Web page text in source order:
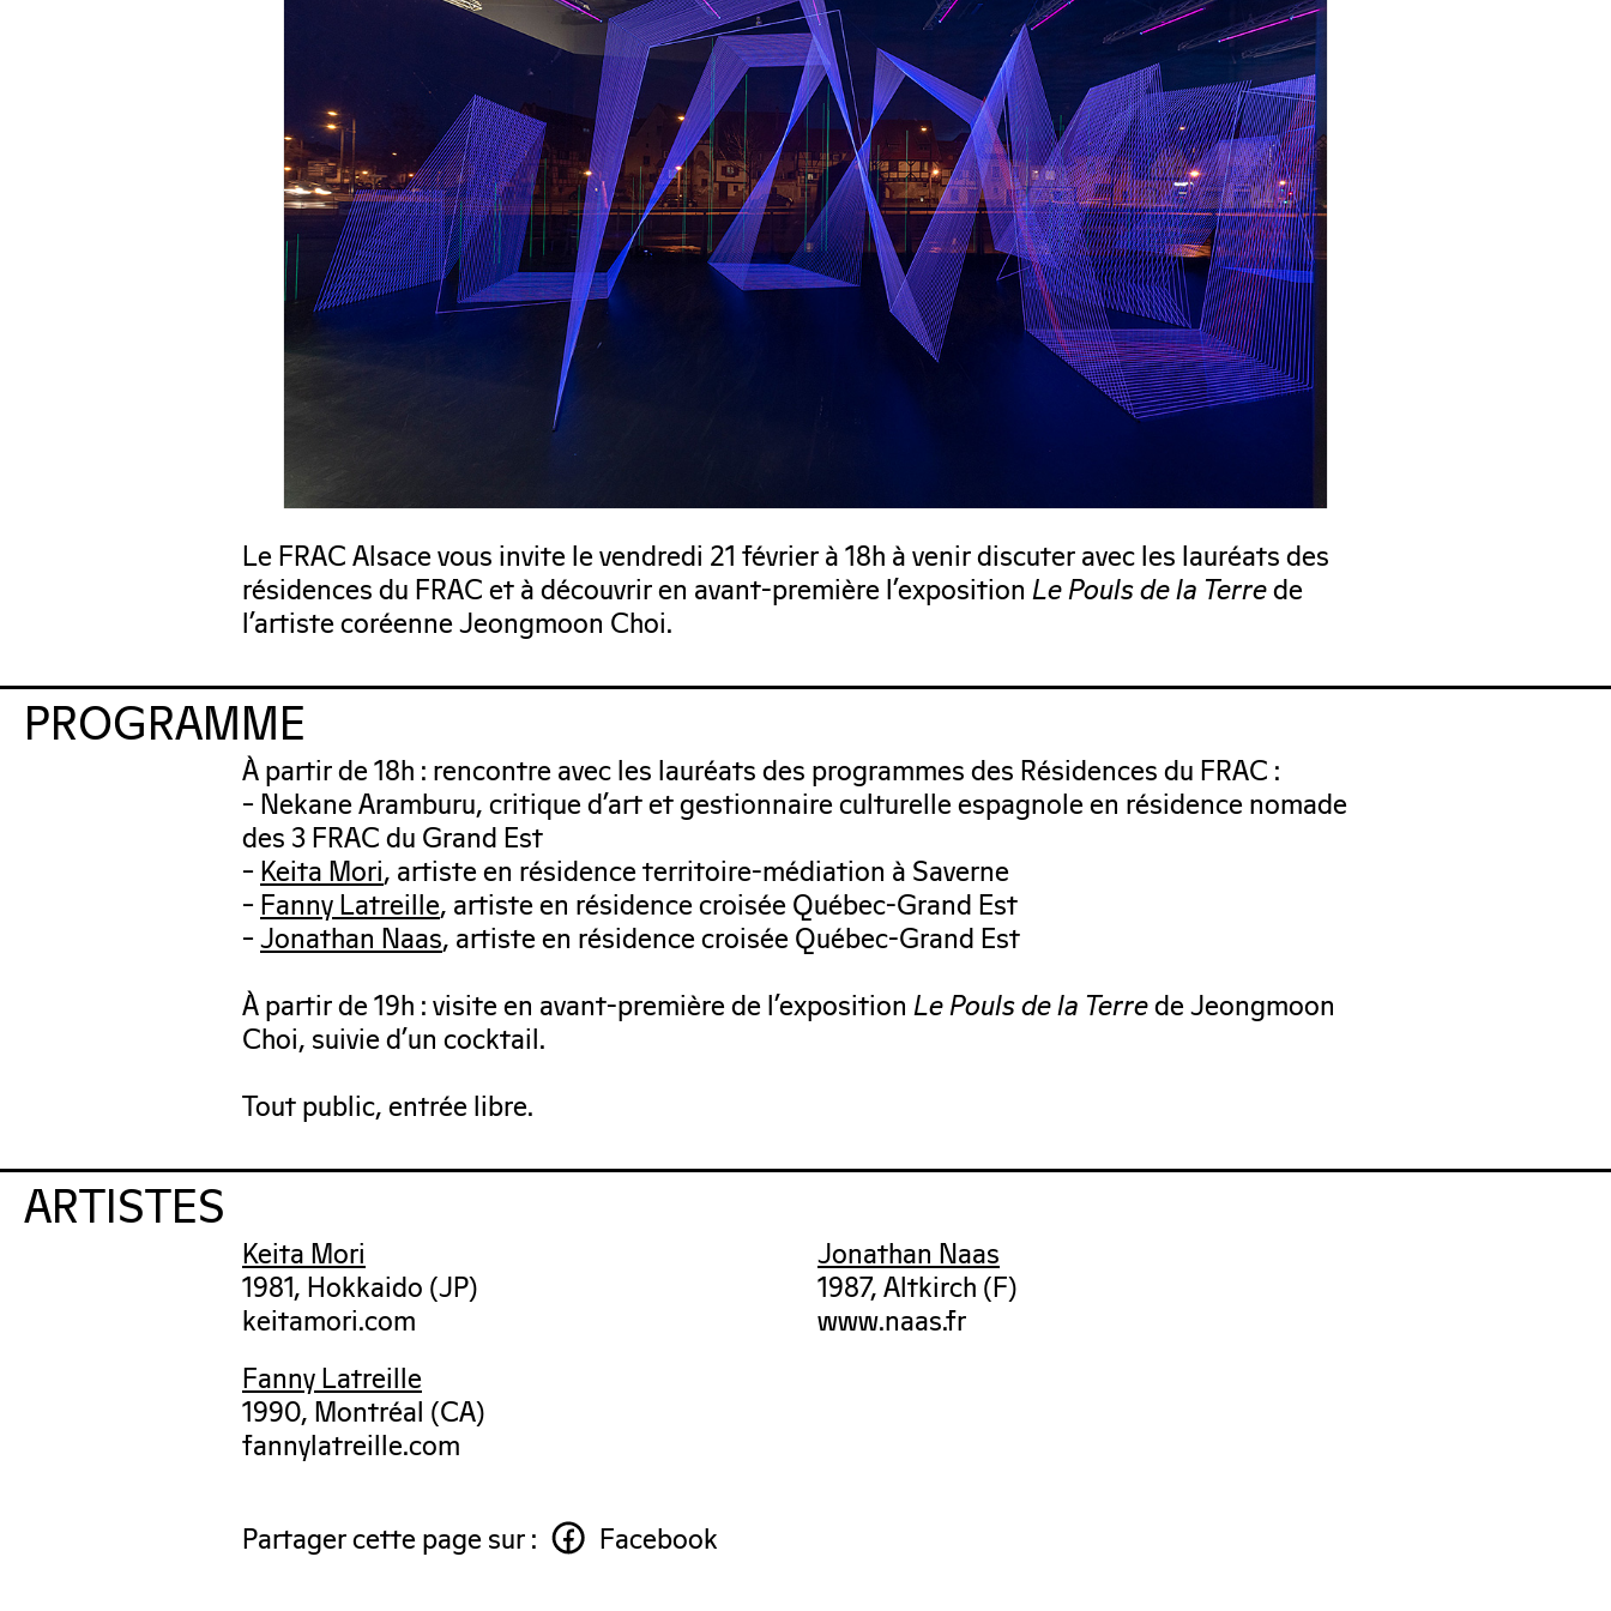
Le FRAC Alsace vous invite le vendredi 21 février à 18h à venir discuter avec les lauréats des
résidences du FRAC et à découvrir en avant-première l’exposition Le Pouls de la Terrede
l’artiste coréenne Jeongmoon Choi.
PROGRAMME
À partir de 18h : rencontre avec les lauréats des programmes des Résidences du FRAC :
– Nekane Aramburu, critique d’art et gestionnaire culturelle espagnole en résidence nomade
des 3 FRAC du Grand Est
–Keita Mori, artiste en résidence territoire-médiation à Saverne
–Fanny Latreille, artiste en résidence croisée Québec-Grand Est
–Jonathan Naas, artiste en résidence croisée Québec-Grand Est
À partir de 19h : visite en avant-première de l’exposition Le Pouls de la Terrede Jeongmoon
Choi, suivie d’un cocktail.
Tout public, entrée libre.
ARTISTES
Keita Mori
1981, Hokkaido (JP)
keitamori.com
Fanny Latreille
1990, Montréal (CA)
fannylatreille.com
Jonathan Naas
1987, Altkirch (F)
www.naas.fr
Partager cette page sur : Facebook